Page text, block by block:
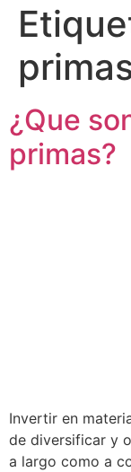
¿Que
primas?
Invertir en
de diversificar y
a largo como a